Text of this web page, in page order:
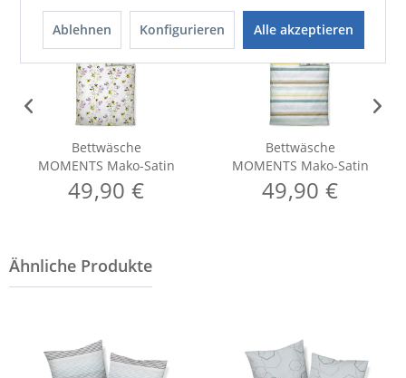
Bettwäsche
MOMENTS Mako-Satin
49,90 €
Bettwäsche
MOMENTS Mako-Satin
49,90 €
Ablehnen Konfigurieren Alle akzeptieren